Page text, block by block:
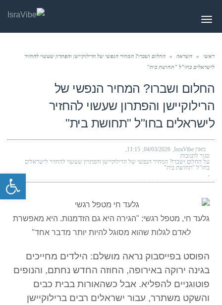
תפריט
ראשי » השראה »
החלום ושברו? המחיר הנפשי של הרילוקיישן והפתרון שעשוי להחזיר
לישראלים בחו"ל "תחושת בית"
החלום ושברו? המחיר הנפשי של
הרילוקיישן והפתרון שעשוי להחזיר
לישראלים בחו"ל "תחושת בית"
מאת IsraVibe 04/03/2026
11:15
סגור לתגובות
על החלום ושברו? המחיר הנפשי של הרילוקיישן והפתרון שעשוי להחזיר לישראלים
בחו"ל "תחושת בית"
גלעד חי, מטפל רגשי: "הגירה היא גם הזדמנות. היא מאפשרת
לאדם לגלות שהוא מסוגל להיות יותר מדבר אחד"
הפוסט בפייסבוק נראה מושלם: הילדים מחייכים
בגינה ירוקה באירופה, החוזה החדש נחתם, והנופים
פוטוגניים להפליא. אבל כשהאורות בבית כבים
והשקט משתרר, עבור ישראלים רבים ברילוקיישן
פתח